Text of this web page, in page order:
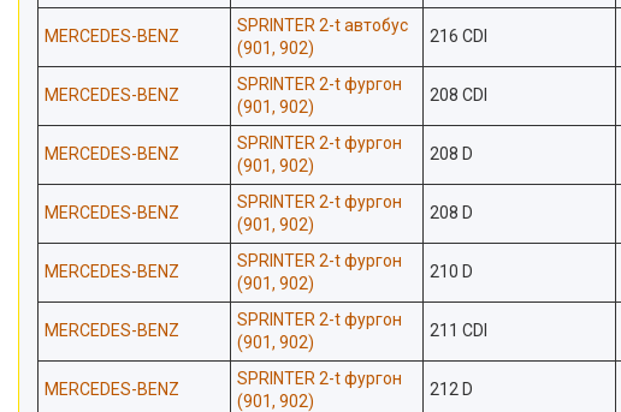
MERCEDES-BENZ
SPRINTER 2-t автобус
(901, 902)
216 CDI
MERCEDES-BENZ
SPRINTER 2-t фургон
(901, 902)
208 CDI
MERCEDES-BENZ
SPRINTER 2-t фургон
(901, 902)
208 D
MERCEDES-BENZ
SPRINTER 2-t фургон
(901, 902)
208 D
MERCEDES-BENZ
SPRINTER 2-t фургон
(901, 902)
210 D
MERCEDES-BENZ
SPRINTER 2-t фургон
(901, 902)
211 CDI
MERCEDES-BENZ
SPRINTER 2-t фургон
(901, 902)
212 D